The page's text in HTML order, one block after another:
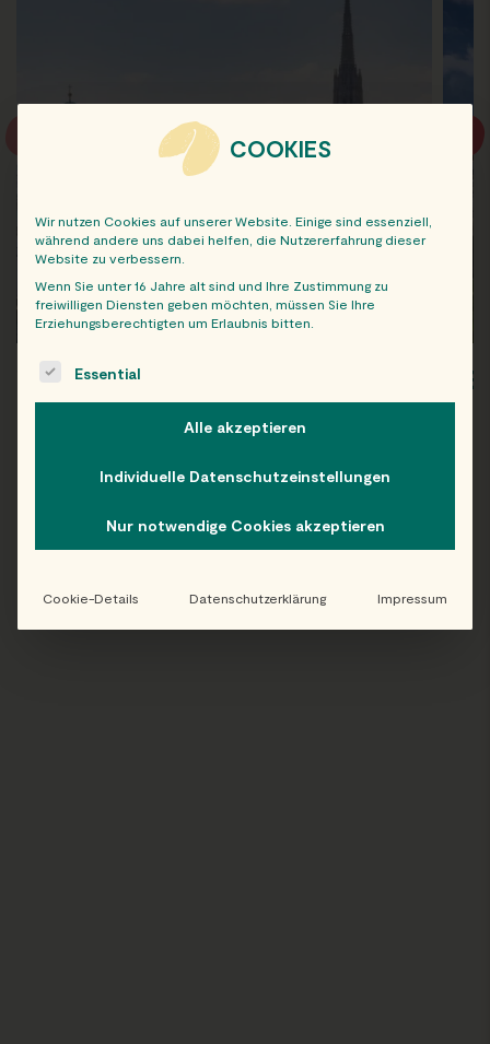
WIEN
Folge uns auf Instagram!
COOKIES
Wir nutzen Cookies auf unserer Website. Einige sind essenziell,
während andere uns dabei helfen, die Nutzererfahrung dieser
Website zu verbessern.
Wenn Sie unter 16 Jahre alt sind und Ihre Zustimmung zu
freiwilligen Diensten geben möchten, müssen Sie Ihre
Erziehungsberechtigten um Erlaubnis bitten.
The following is a list of service groups for which consent
Essential
Alle akzeptieren
Individuelle Datenschutzeinstellungen
Nur notwendige Cookies akzeptieren
Cookie-Details Datenschutzerklärung Impressum